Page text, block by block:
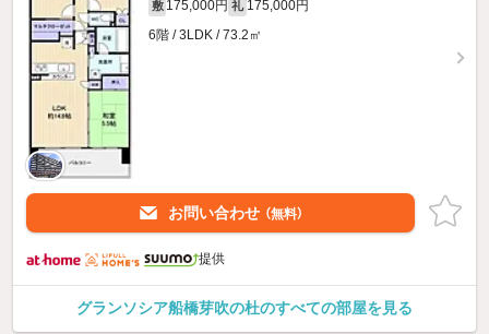
敷 175,000円 礼 175,000円
6階 / 3LDK / 73.2㎡
お問い合わせ （無料）
提供
グランソシア船橋芽吹の杜のすべての部屋を見る